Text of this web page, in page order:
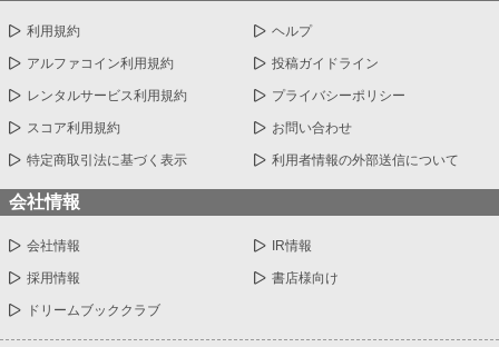
利用規約 ヘルプ
アルファコイン利用規約 投稿ガイドライン
レンタルサービス利用規約 プライバシーポリシー
スコア利用規約 お問い合わせ
特定商取引法に基づく表示 利用者情報の外部送信について
会社情報
会社情報 IR情報
採用情報 書店様向け
ドリームブッククラブ